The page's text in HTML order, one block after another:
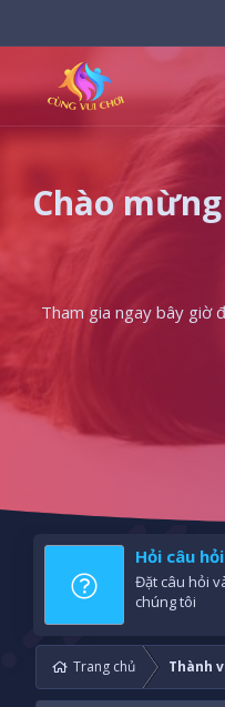
Chào
Tham gia ngay bây giờ
Hỏi câu hỏi
Đặt câu hỏi
chúng tôi
Trang chủ Thành